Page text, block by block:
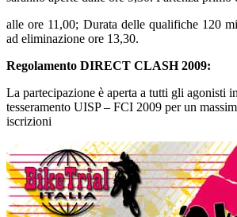
alle ore 11,00; Durata delle qualifiche 120
ad eliminazione ore 13,30.
Regolamento DIRECT CLASH 2009:
La partecipazione è aperta a tutti gli agonisti
tesseramento UISP – FCI 2009 per un
iscrizioni